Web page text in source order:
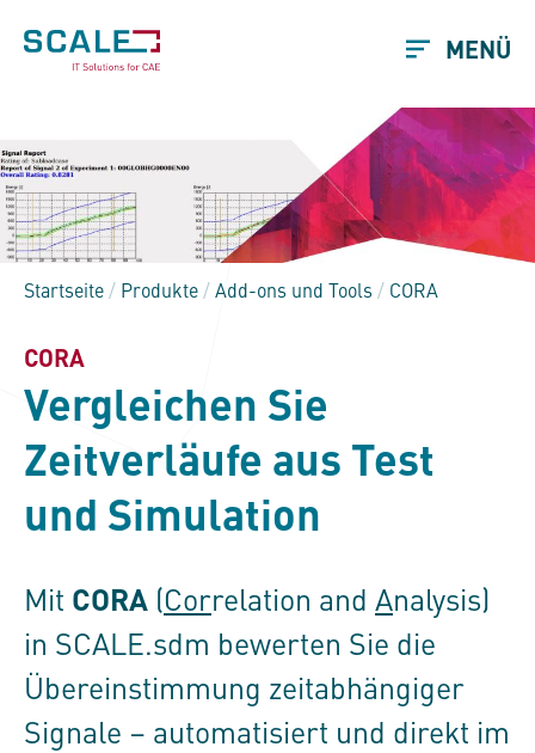
MENÜ
Startseite / Produkte /Add-ons und Tools / CORA
CORA
Vergleichen Sie
Zeitverläufe aus Test
und Simulation
Mit CORA (Correlation and Analysis)
in SCALE.sdm bewerten Sie die
Übereinstimmung zeitabhängiger
Signale – automatisiert und direkt im